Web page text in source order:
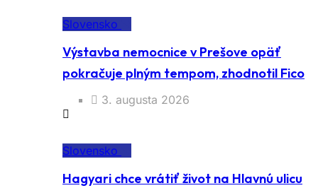
Slovensko
Výstavba nemocnice v Prešove opäť
pokračuje plným tempom, zhodnotil Fico
3. augusta 2026
Slovensko
Hagyari chce vrátiť život na Hlavnú ulicu